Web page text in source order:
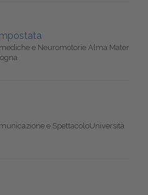
e Neuromotorie Alma Mater
e SpettacoloUniversità